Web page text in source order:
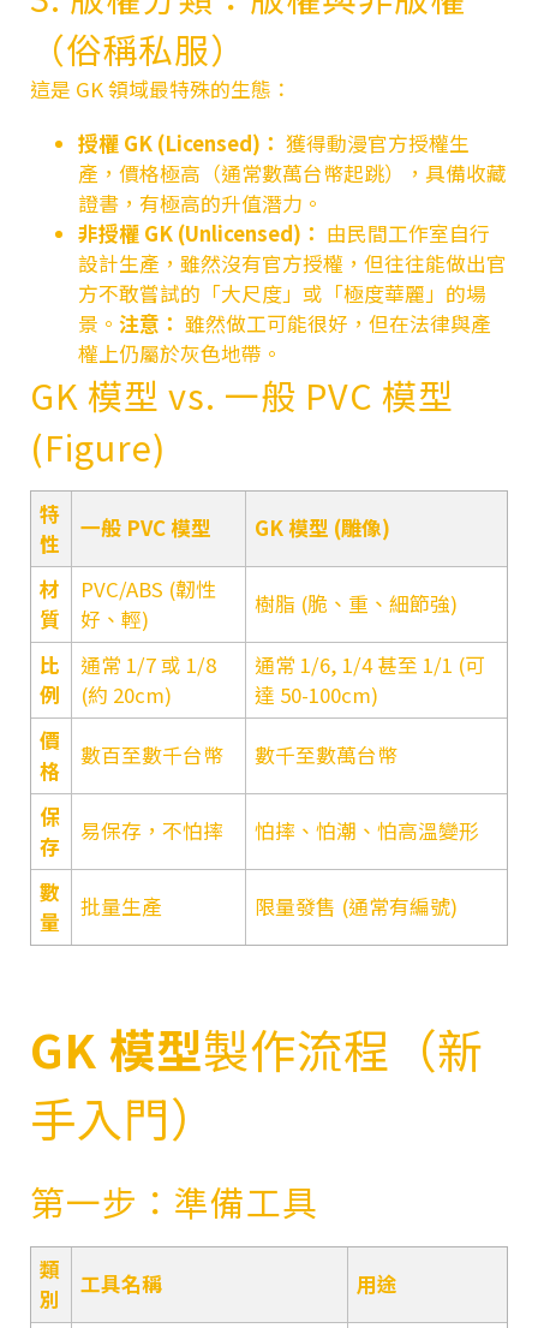
（俗稱私服）
這是 GK 領域最特殊的生態：
授權 GK (Licensed)： 獲得動漫官方授權生
產，價格極高（通常數萬台幣起跳），具備收藏
證書，有極高的升值潛力。
非授權 GK (Unlicensed)： 由民間工作室自行
設計生產，雖然沒有官方授權，但往往能做出官
方不敢嘗試的「大尺度」或「極度華麗」的場
景。 注意： 雖然做工可能很好，但在法律與產
權上仍屬於灰色地帶。
GK 模型 vs. 一般 PVC 模型
(Figure)
特
性
一般 PVC 模型 GK 模型 (雕像)
材
質
PVC/ABS (韌性
好、輕)
樹脂 (脆、重、細節強)
比
例
通常 1/7 或 1/8
(約 20cm)
通常 1/6, 1/4 甚至 1/1 (可
達 50-100cm)
價
格
數百至數千台幣 數千至數萬台幣
保
存
易保存，不怕摔 怕摔、怕潮、怕高溫變形
數
量
批量生產 限量發售 (通常有編號)
GK 模型製作流程（新
手入門）
第一步：準備工具
類
別
工具名稱 用途